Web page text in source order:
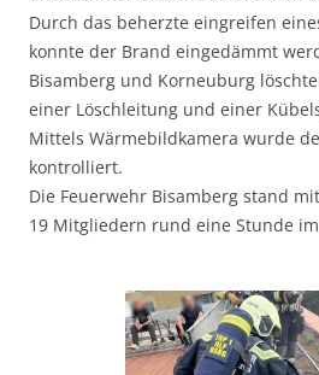
Durch das beherzte eingreifen
konnte der Brand eingedämmt
Bisamberg und Korneuburg
einer Löschleitung und einer
Mittels Wärmebildkamera wurde
kontrolliert.
Die Feuerwehr Bisamberg stand
19 Mitgliedern rund eine Stunde